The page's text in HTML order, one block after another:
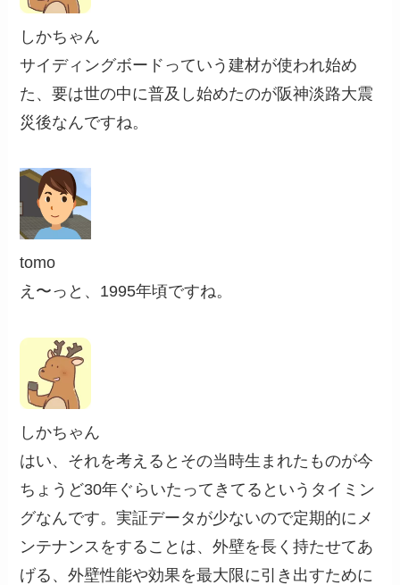
しかちゃん
サイディングボードっていう建材が使われ始め
た、要は世の中に普及し始めたのが阪神淡路大震
災後なんですね。
tomo
え〜っと、1995年頃ですね。
しかちゃん
はい、それを考えるとその当時生まれたものが今
ちょうど30年ぐらいたってきてるというタイミン
グなんです。実証データが少ないので定期的にメ
ンテナンスをすることは、外壁を長く持たせてあ
げる、外壁性能や効果を最大限に引き出すために